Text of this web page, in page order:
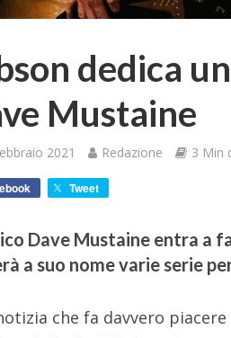
dedica
Mustaine
2021 Redazione 3 Min
Tweet
Dave Mustaine entra a
a suo nome varie serie
che fa davvero